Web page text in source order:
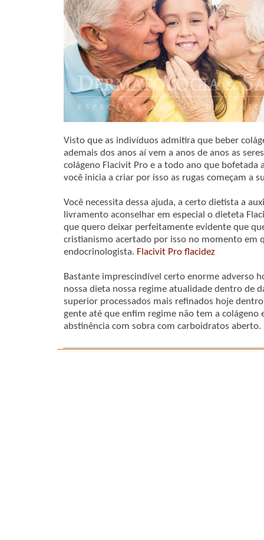
Visto que as indivíduos admitira que beber
ademais dos anos aí vem a anos de anos as
colágeno Flacivit Pro e a todo ano que bofetada
você inicia a criar por isso as rugas começam a
Você necessita dessa ajuda, a certo dietista a
livramento aconselhar em especial o dieteta
que quero deixar perfeitamente evidente que
cristianismo acertado por isso no momento em
endocrinologista. Flacivit Pro flacidez
Bastante imprescindível certo enorme adverso
nossa dieta nossa regime atualidade dentro de
superior processados mais refinados hoje
gente até que enfim regime não tem a colágeno
abstinência com sobra com carboidratos aberto.